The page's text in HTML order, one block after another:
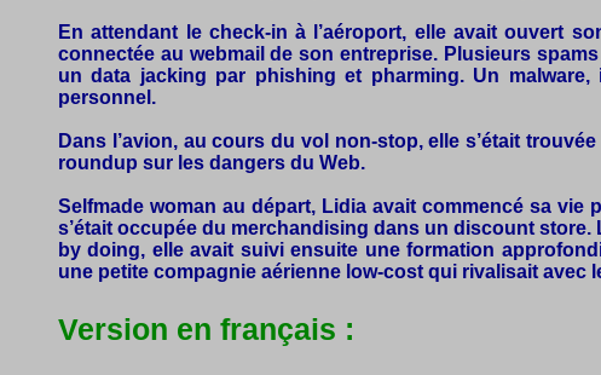
En attendant le check-in à l’aéroport, elle avait ouvert
connectée au webmail de son entreprise. Plusieurs
un data jacking par phishing et pharming. Un
personnel.
Dans l’avion, au cours du vol non-stop, elle s’était
roundup sur les dangers du Web.
Selfmade woman au départ, Lidia avait commencé sa
s’était occupée du merchandising dans un discount
by doing, elle avait suivi ensuite une formation
une petite compagnie aérienne low-cost qui rivalisait
Version en français :